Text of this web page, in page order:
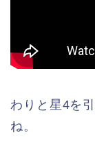
わりと星4を
ね。